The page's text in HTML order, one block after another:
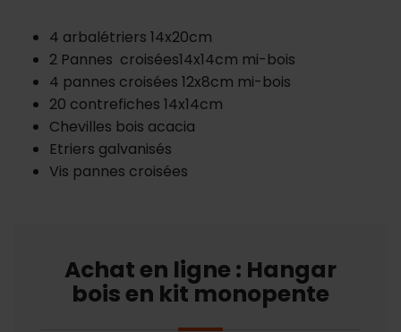
4 arbalétriers 14x20cm
2 Pannes croisées14x14cm mi-bois
4 pannes croisées 12x8cm mi-bois
20 contrefiches 14x14cm
Chevilles bois acacia
Etriers galvanisés
Vis pannes croisées
Achat en ligne : Hangar
bois en kit monopente